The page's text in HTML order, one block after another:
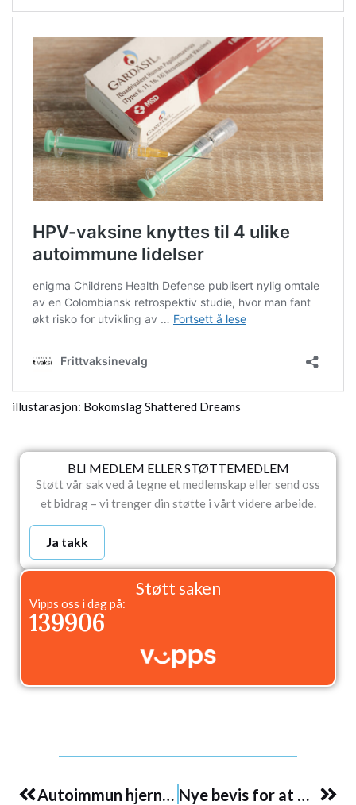
illustarasjon: Bokomslag Shattered Dreams
BLI MEDLEM ELLER STØTTEMEDLEM
Støtt vår sak ved å tegne et medlemskap eller send oss
et bidrag – vi trenger din støtte i vårt videre arbeide.
Ja takk
Støtt saken
Vipps oss i dag på:
139906
Autoimmun hjernesykdom i tilknytning til hpv-vaksinen Nye bevis for at Merck har skjult skader og bivirkninger fra Gardasil